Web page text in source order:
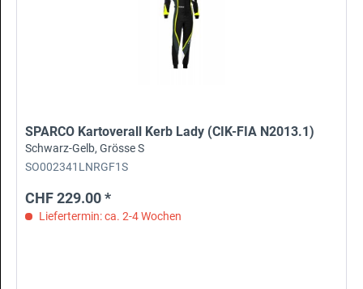
SPARCO Kartoverall Kerb Lady (CIK-FIA N2013.1)
Schwarz-Gelb, Grösse S
SO002341LNRGF1S
CHF 229.00 *
Liefertermin: ca. 2-4 Wochen